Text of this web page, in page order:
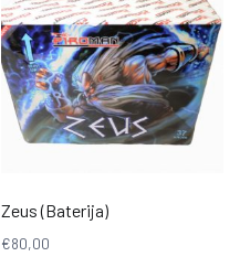
Zeus (Baterija)
€80,00